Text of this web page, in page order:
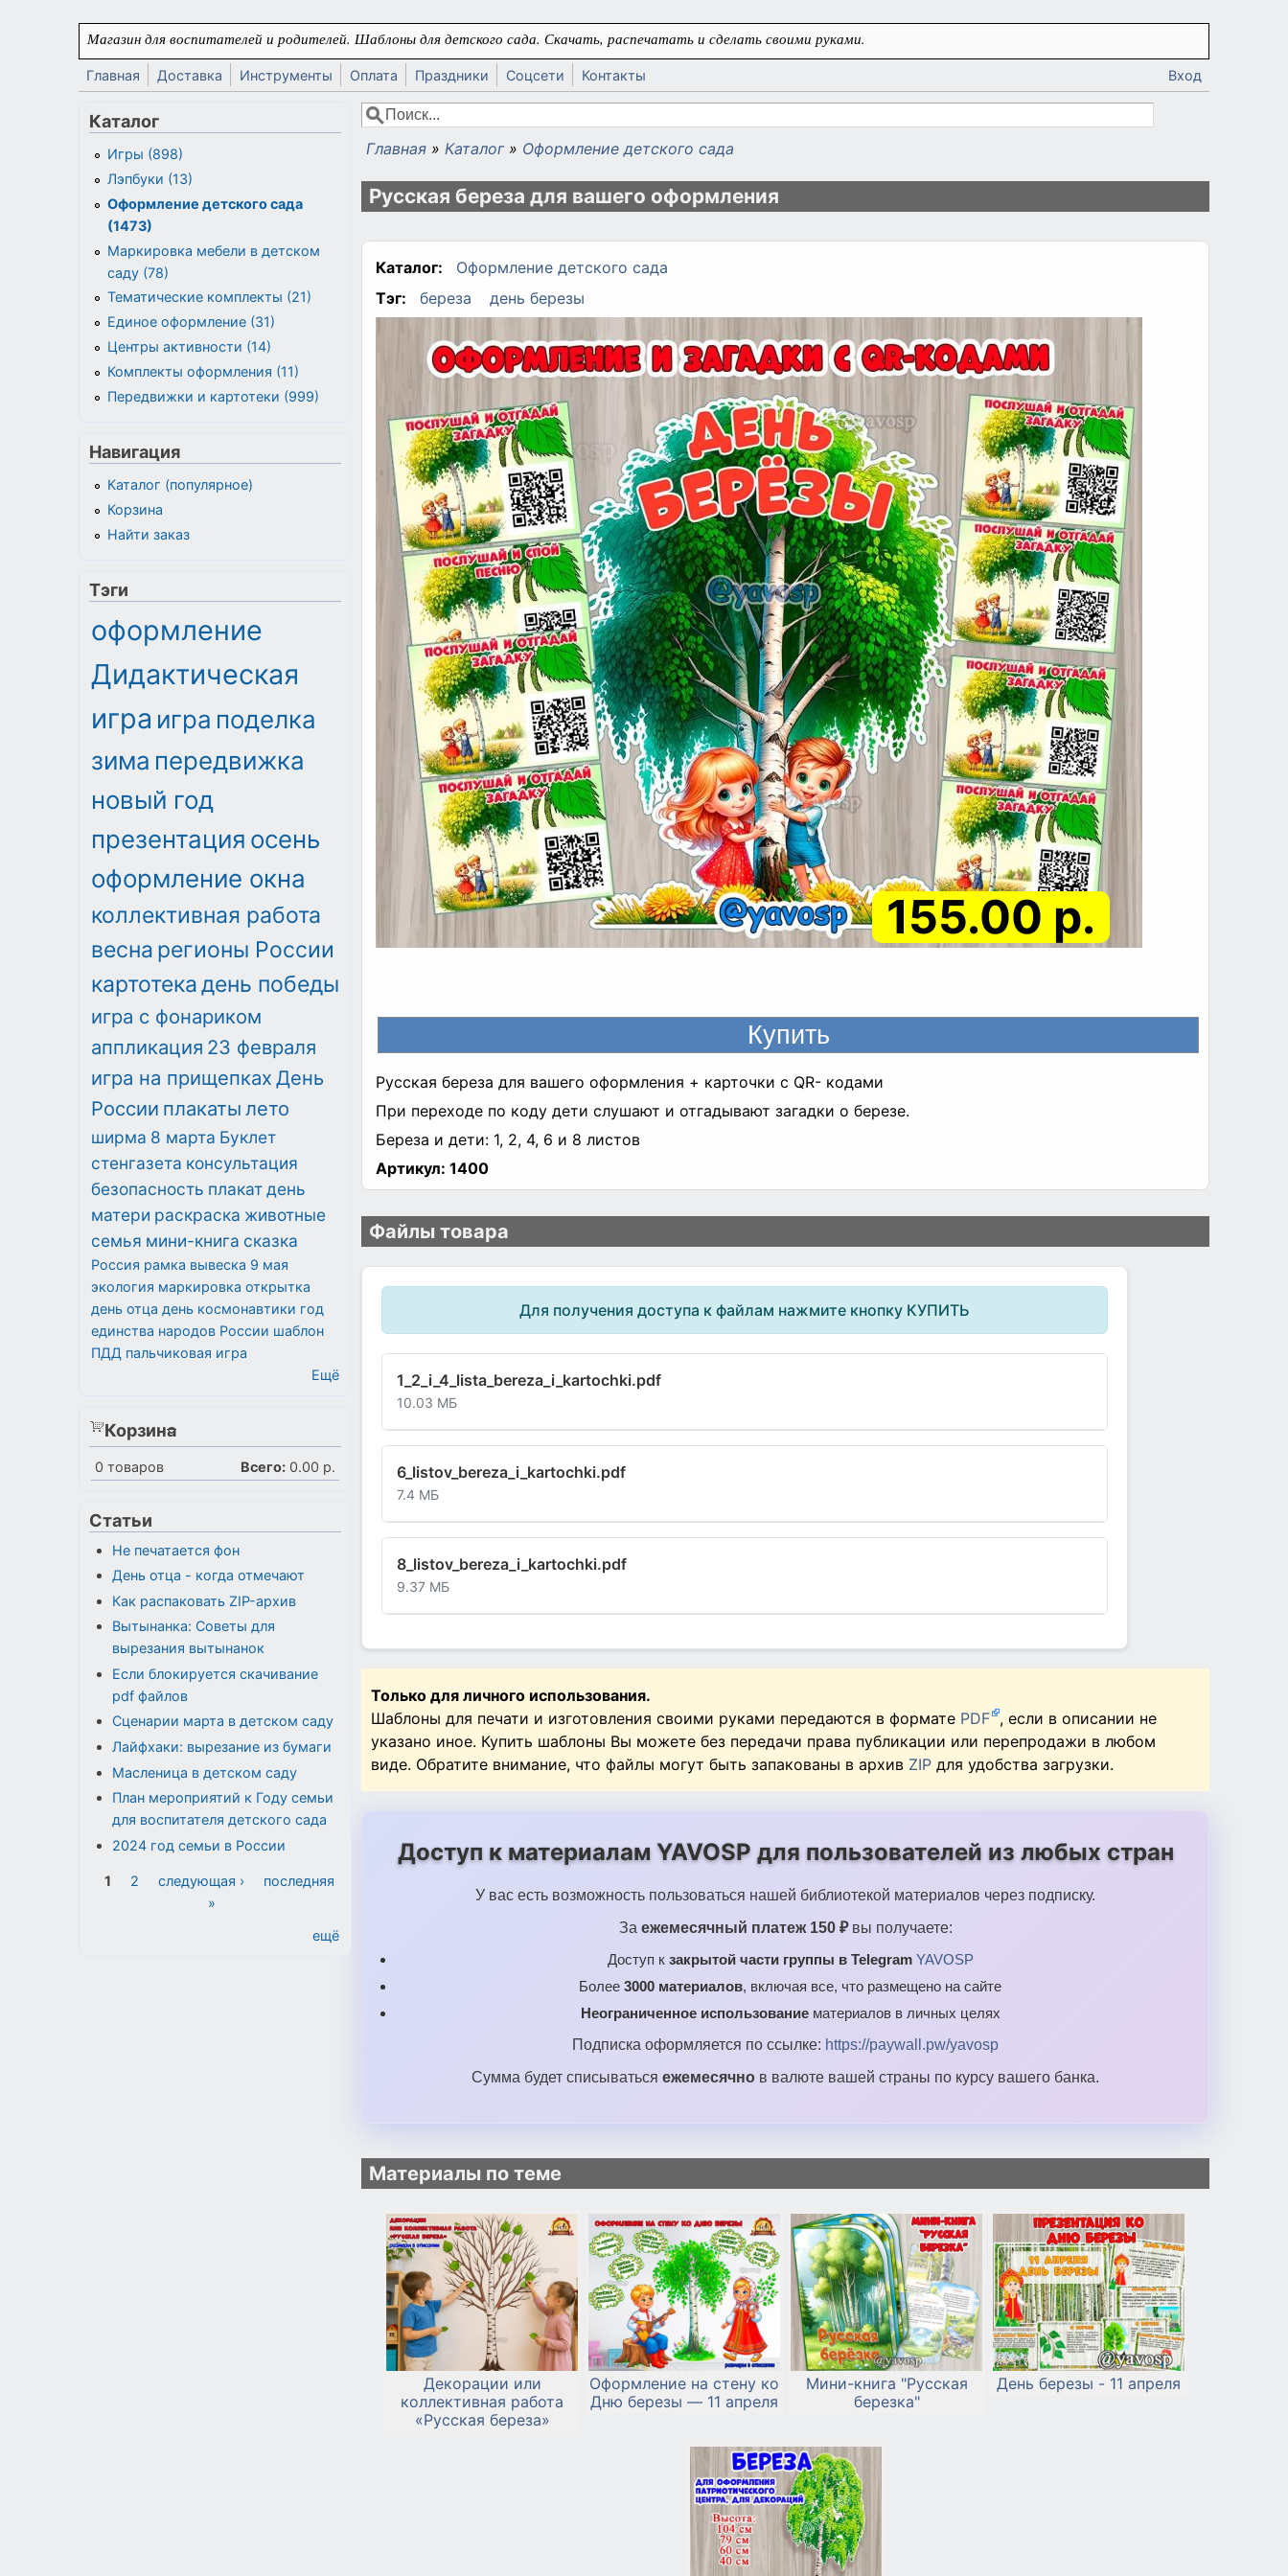
Перейти к основному содержанию
Магазин для воспитателей и родителей. Шаблоны для детского сада. Скачать, распечатать и сделать своими руками.
Главная Доставка Инструменты Оплата Праздники Соцсети Контакты Вход
Форма поиска
Поиск
Вы здесь
Главная » Каталог » Оформление детского сада
Русская береза для вашего оформления
Каталог:
Оформление детского сада
Тэг:
береза день березы
155.00 р.
Русская береза для вашего оформления + карточки с QR- кодами
При переходе по коду дети слушают и отгадывают загадки о березе.
Береза и дети: 1, 2, 4, 6 и 8 листов
Артикул: 1400
Файлы товара
Для получения доступа к файлам нажмите кнопку КУПИТЬ
1_2_i_4_lista_bereza_i_kartochki.pdf
10.03 МБ
6_listov_bereza_i_kartochki.pdf
7.4 МБ
8_listov_bereza_i_kartochki.pdf
9.37 МБ
Только для личного использования.
Шаблоны для печати и изготовления своими руками передаются в формате PDF , если в описании не
указано иное. Купить шаблоны Вы можете без передачи права публикации или перепродажи в любом
виде. Обратите внимание, что файлы могут быть запакованы в архив ZIP для удобства загрузки.
Доступ к материалам YAVOSP для пользователей из любых стран
У вас есть возможность пользоваться нашей библиотекой материалов через подписку.
За ежемесячный платеж 150 ₽вы получаете:
Доступ к закрытой части группы в Telegram YAVOSP
Более 3000 материалов, включая все, что размещено на сайте
Неограниченное использованиематериалов в личных целях
Подписка оформляется по ссылке: https://paywall.pw/yavosp
Сумма будет списываться ежемесячно в валюте вашей страны по курсу вашего банка.
Материалы по теме
Декорации или
коллективная работа
«Русская береза»
Оформление на стену ко
Дню березы — 11 апреля
Мини-книга "Русская
березка"
День березы - 11 апреля
Каталог
Игры (898)
Лэпбуки (13)
Оформление детского сада
(1473)
Маркировка мебели в детском
саду (78)
Тематические комплекты (21)
Единое оформление (31)
Центры активности (14)
Комплекты оформления (11)
Передвижки и картотеки (999)
Навигация
Каталог (популярное)
Корзина
Найти заказ
Тэги
оформление
Дидактическая
игра игра поделка
зима передвижка
новый год
презентация осень
оформление окна
коллективная работа
весна регионы России
картотекадень победы
игра с фонариком
аппликация 23 февраля
игра на прищепках День
России плакаты лето
ширма 8 марта Буклет
стенгазета консультация
безопасность плакатдень
матери раскраска животные
семья мини-книга сказка
Россия рамка вывеска 9 мая
экология маркировка открытка
день отца день космонавтики год
единства народов России шаблон
ПДД пальчиковая игра
Ещё
Корзина
0 товаров Всего: 0.00 р.
Статьи
Не печатается фон
День отца - когда отмечают
Как распаковать ZIP-архив
Вытынанка: Советы для
вырезания вытынанок
Если блокируется скачивание
pdf файлов
Сценарии марта в детском саду
Лайфхаки: вырезание из бумаги
Масленица в детском саду
План мероприятий к Году семьи
для воспитателя детского сада
2024 год семьи в России
Страницы
1 2 следующая ›
последняя
»
ещё